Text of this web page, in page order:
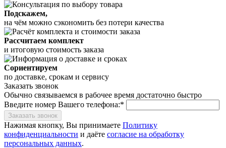
Подскажем,
на чём можно сэкономить без потери качества
Рассчитаем комплект
и итоговую стоимость заказа
Сориентируем
по доставке, срокам и сервису
Заказать звонок
Обычно связываемся в рабочее время достаточно быстро
Введите номер Вашего телефона:*
Заказать звонок
Нажимая кнопку, Вы принимаете Политику
конфиденциальности и даёте согласие на обработку
персональных данных.